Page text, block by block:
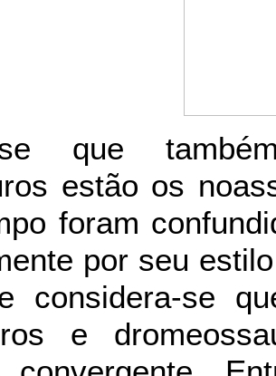
se que
estão os
foram
por seu
considera-se
e